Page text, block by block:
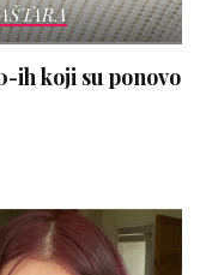
ih koji su ponovo